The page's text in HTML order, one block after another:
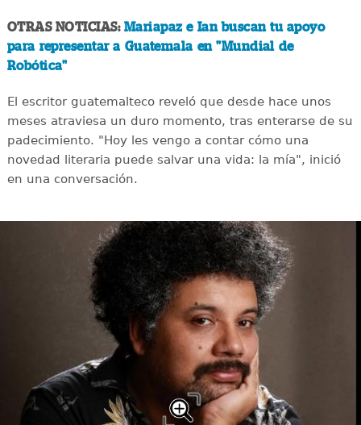
OTRAS NOTICIAS: Mariapaz e Ian buscan tu apoyo
para representar a Guatemala en "Mundial de
Robótica"
El escritor guatemalteco reveló que desde hace unos
meses atraviesa un duro momento, tras enterarse de su
padecimiento. "Hoy les vengo a contar cómo una
novedad literaria puede salvar una vida: la mía", inició
en una conversación.